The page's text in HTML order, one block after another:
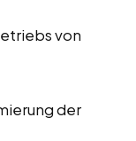
von
der